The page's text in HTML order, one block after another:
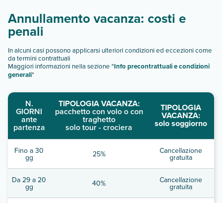
Annullamento vacanza: costi e
penali
In alcuni casi possono applicarsi ulteriori condizioni ed eccezioni come
da termini contrattuali
Maggiori informazioni nella sezione "Info precontrattuali e condizioni
generali"
N.
GIORNI
ante
partenza
TIPOLOGIA VACANZA:
pacchetto con volo o con
traghetto
solo tour - crociera
TIPOLOGIA
VACANZA:
solo soggiorno
Fino a 30
gg 25% Cancellazione
gratuita
Da 29 a 20
gg 40% Cancellazione
gratuita